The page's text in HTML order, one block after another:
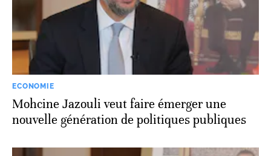
ECONOMIE
Mohcine Jazouli veut faire émerger une
nouvelle génération de politiques publiques